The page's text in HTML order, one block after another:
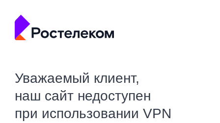
Уважаемый клиент,
наш сайт недоступен
при использовании VPN